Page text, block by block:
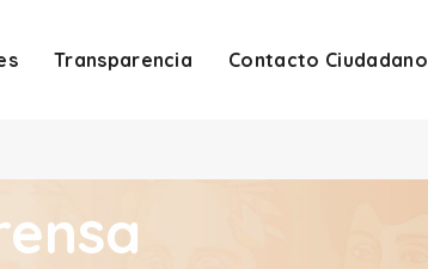
Transparencia Contacto Ciudadano